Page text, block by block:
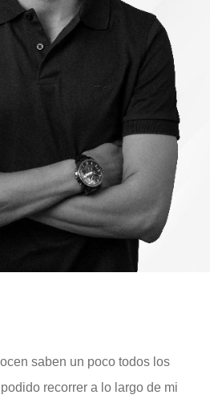
saben un poco todos los
recorrer a lo largo de mi